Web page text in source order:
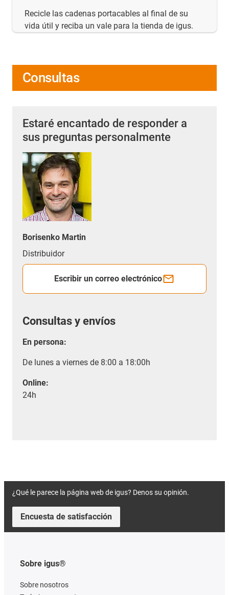
Recicle las cadenas portacables al final de su
vida útil y reciba un vale para la tienda de igus.
Consultas
Estaré encantado de responder a
sus preguntas personalmente
Borisenko Martin
Distribuidor
Escribir un correo electrónico
Consultas y envíos
En persona:
De lunes a viernes de 8:00 a 18:00h
Online:
24h
¿Qué le parece la página web de igus? Denos su opinión.
Encuesta de satisfacción
Sobre igus®
Sobre nosotros